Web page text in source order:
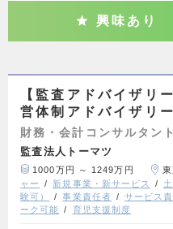
興味あり
【監査アドバイザリ
営体制アドバイザリ
財務・会計コンサルタント
監査法人トーマツ
1000万円 ～ 1249万円
ャー
新規事業・新サービス
験可）
事業責任者 サービス
ーク可能
育児支援制度